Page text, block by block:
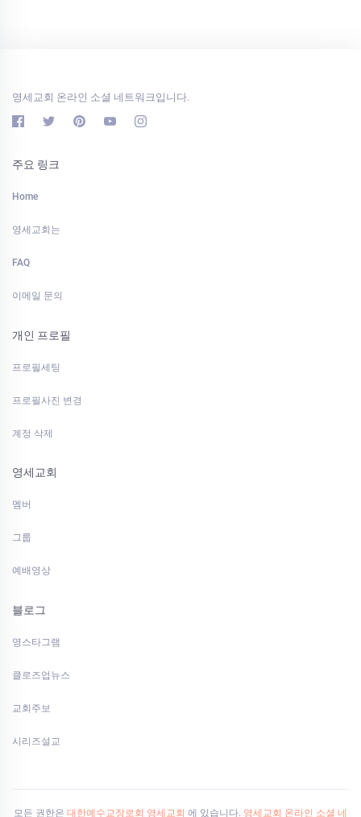
영세교회 온라인 소셜 네트워크입니다.
주요 링크
Home
영세교회는
FAQ
이메일 문의
개인 프로필
프로필세팅
프로필사진 변경
계정 삭제
영세교회
멤버
그룹
예배영상
블로그
영스타그램
클로즈업뉴스
교회주보
시리즈설교
모든 권한은 대한예수교장로회 영세교회 에 있습니다. 영세교회 온라인 소셜 네